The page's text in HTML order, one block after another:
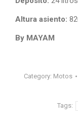
Altura asiento:
By MAYAM
Category: Motos
Tags: